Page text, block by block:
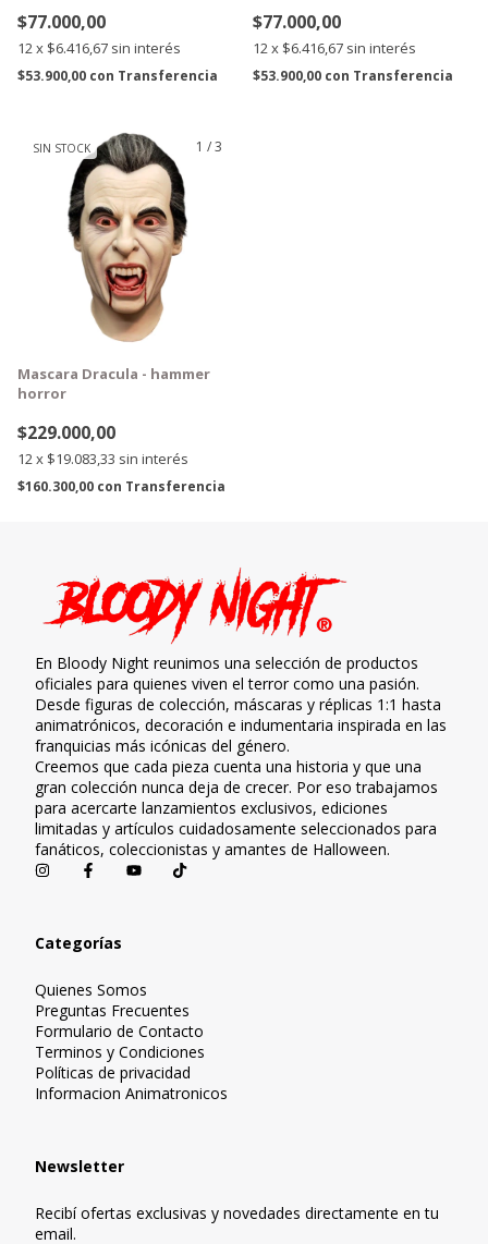
$77.000,00
12x $6.416,67 sin interés
$53.900,00 con Transferencia
$77.000,00
12x $6.416,67 sin interés
$53.900,00 con Transferencia
1 /3
SIN STOCK
GRATIS
Mascara Dracula - hammer
horror
$229.000,00
12x $19.083,33 sin interés
$160.300,00 con Transferencia
En Bloody Night reunimos una selección de productos
oficiales para quienes viven el terror como una pasión.
Desde figuras de colección, máscaras y réplicas 1:1 hasta
animatrónicos, decoración e indumentaria inspirada en las
franquicias más icónicas del género.
Creemos que cada pieza cuenta una historia y que una
gran colección nunca deja de crecer. Por eso trabajamos
para acercarte lanzamientos exclusivos, ediciones
limitadas y artículos cuidadosamente seleccionados para
fanáticos, coleccionistas y amantes de Halloween.
Categorías
Quienes Somos
Preguntas Frecuentes
Formulario de Contacto
Terminos y Condiciones
Políticas de privacidad
Informacion Animatronicos
Newsletter
Recibí ofertas exclusivas y novedades directamente en tu
email.